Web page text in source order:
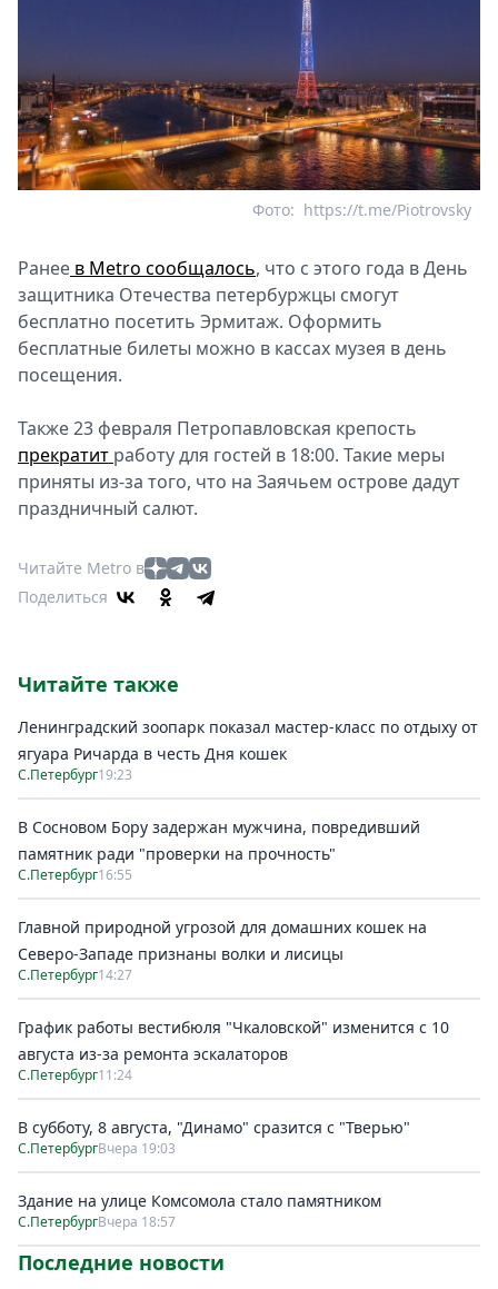
https://t.me/Piotrovsky
Фото:
Ранее в Metro сообщалось, что с этого года в День
защитника Отечества петербуржцы смогут
бесплатно посетить Эрмитаж. Оформить
бесплатные билеты можно в кассах музея в день
посещения.
Также 23 февраля Петропавловская крепость
прекратит работу для гостей в 18:00. Такие меры
приняты из-за того, что на Заячьем острове дадут
праздничный салют.
Читайте Metro в
Поделиться
Читайте также
Ленинградский зоопарк показал мастер-класс по отдыху от
ягуара Ричарда в честь Дня кошек
С.Петербург19:23
В Сосновом Бору задержан мужчина, повредивший
памятник ради "проверки на прочность"
С.Петербург16:55
Главной природной угрозой для домашних кошек на
Северо-Западе признаны волки и лисицы
С.Петербург14:27
График работы вестибюля "Чкаловской" изменится с 10
августа из-за ремонта эскалаторов
С.Петербург11:24
В субботу, 8 августа, "Динамо" сразится с "Тверью"
С.ПетербургВчера 19:03
Здание на улице Комсомола стало памятником
С.ПетербургВчера 18:57
Последние новости